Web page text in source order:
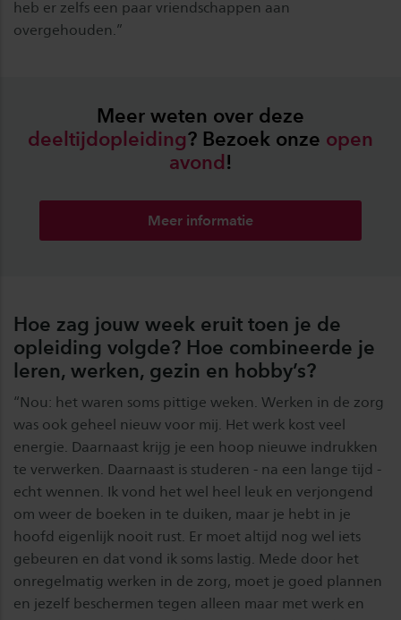
heb er zelfs een paar vriendschappen aan
overgehouden.”
Meer weten over deze
deeltijdopleiding? Bezoek onze open
avond!
Meer informatie
Hoe zag jouw week eruit toen je de
opleiding volgde? Hoe combineerde je
leren, werken, gezin en hobby’s?
“Nou: het waren soms pittige weken. Werken in de zorg
was ook geheel nieuw voor mij. Het werk kost veel
energie. Daarnaast krijg je een hoop nieuwe indrukken
te verwerken. Daarnaast is studeren - na een lange tijd -
echt wennen. Ik vond het wel heel leuk en verjongend
om weer de boeken in te duiken, maar je hebt in je
hoofd eigenlijk nooit rust. Er moet altijd nog wel iets
gebeuren en dat vond ik soms lastig. Mede door het
onregelmatig werken in de zorg, moet je goed plannen
en jezelf beschermen tegen alleen maar met werk en